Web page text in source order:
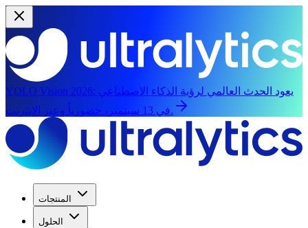
YOLO Vision 2026: يعود الحدث العالمي لرؤية الذكاء الاصطناعي
في 13 سبتمبر، حضورياً وعبر الإنترنت.
المنتجات
الحلول